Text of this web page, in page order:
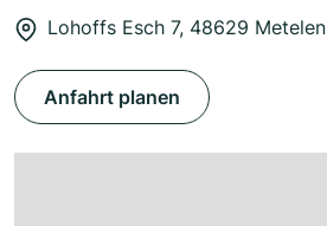
Lohoffs Esch 7, 48629 Metelen
Anfahrt planen